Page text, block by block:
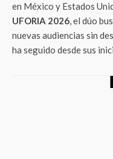
en México y Estados
UFORIA 2026, el dúo
nuevas audiencias sin
ha seguido desde sus